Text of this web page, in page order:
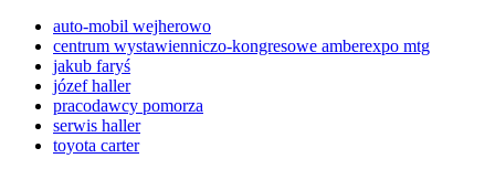
auto-mobil wejherowo
centrum wystawienniczo-kongresowe amberexpo mtg
jakub faryś
józef haller
pracodawcy pomorza
serwis haller
toyota carter